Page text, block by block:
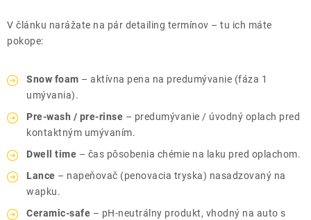
V článku narážate na pár detailing termínov – tu ich máte
pokope:
Snow foam – aktívna pena na predumývanie (fáza 1
umývania).
Pre-wash / pre-rinse – predumývanie / úvodný oplach pred
kontaktným umývaním.
Dwell time – čas pôsobenia chémie na laku pred oplachom.
Lance – napeňovač (penovacia tryska) nasadzovaný na
wapku.
Ceramic-safe – pH-neutrálny produkt, vhodný na auto s